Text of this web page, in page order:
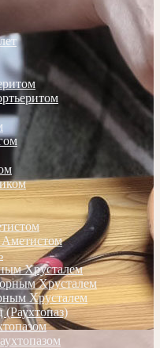
Аметистом
Хрусталем
Хрусталем
Хрусталем